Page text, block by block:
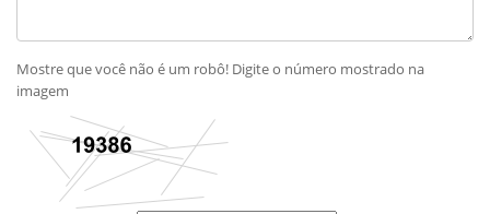
Mostre que você não é um robô! Digite o número mostrado na
imagem